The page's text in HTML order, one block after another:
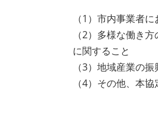
（1）市内事業者
（2）多様な働き
に関すること
（3）地域産業の
（4）その他、本